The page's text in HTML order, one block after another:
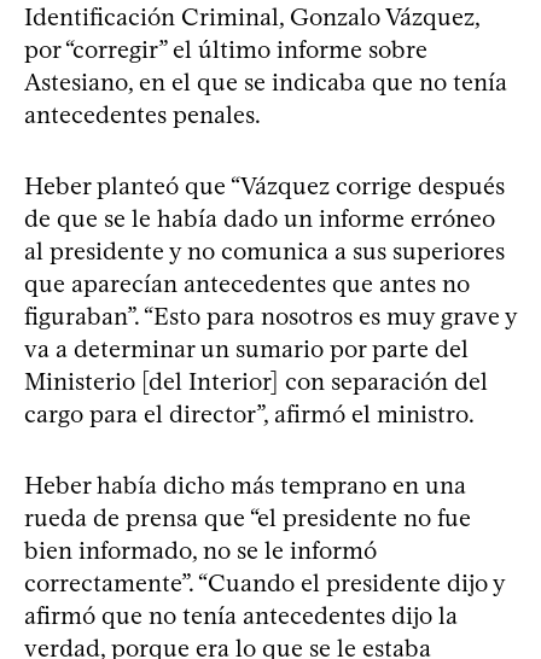
Identificación Criminal, Gonzalo Vázquez,
por “corregir” el último informe sobre
Astesiano, en el que se indicaba que no tenía
antecedentes penales.
Heber planteó que “Vázquez corrige después
de que se le había dado un informe erróneo
al presidente y no comunica a sus superiores
que aparecían antecedentes que antes no
figuraban”. “Esto para nosotros es muy grave y
va a determinar un sumario por parte del
Ministerio [del Interior] con separación del
cargo para el director”, afirmó el ministro.
Heber había dicho más temprano en una
rueda de prensa que “el presidente no fue
bien informado, no se le informó
correctamente”. “Cuando el presidente dijo y
afirmó que no tenía antecedentes dijo la
verdad, porque era lo que se le estaba